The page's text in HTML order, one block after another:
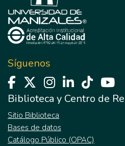
Síguenos
Biblioteca y Centro de
Sitio Biblioteca
Bases de datos
Catálogo Público (OPAC)